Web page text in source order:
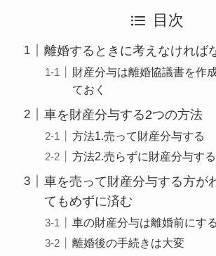
目次
離婚するときに考えなければ
財産分与は離婚協議書を作
ておく
車を財産分与する2つの方法
方法1.売って財産分与する
方法2.売らずに財産分与する
車を売って財産分与する方が
てもめずに済む
車の財産分与は離婚前にす
離婚後の手続きは大変